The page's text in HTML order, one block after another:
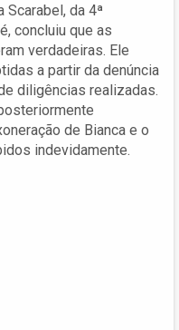
da 4ª
concluiu que as
verdadeiras. Ele
a partir da denúncia
diligências realizadas.
de Bianca e o
indevidamente.